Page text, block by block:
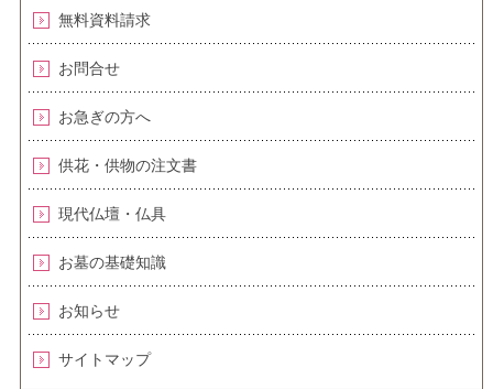
無料資料請求
お問合せ
お急ぎの方へ
供花・供物の注文書
現代仏壇・仏具
お墓の基礎知識
お知らせ
サイトマップ